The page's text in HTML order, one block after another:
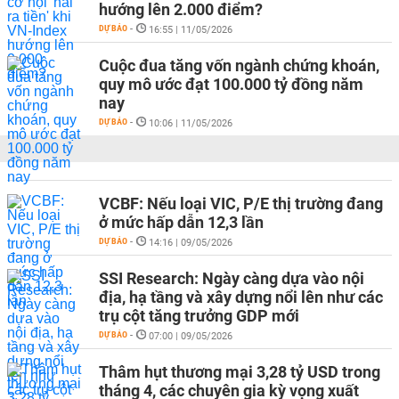
hướng lên 2.000 điểm?
DỰ BÁO - 16:55 | 11/05/2026
Cuộc đua tăng vốn ngành chứng khoán,
quy mô ước đạt 100.000 tỷ đồng năm
nay
DỰ BÁO - 10:06 | 11/05/2026
VCBF: Nếu loại VIC, P/E thị trường đang
ở mức hấp dẫn 12,3 lần
DỰ BÁO - 14:16 | 09/05/2026
SSI Research: Ngày càng dựa vào nội
địa, hạ tầng và xây dựng nổi lên như các
trụ cột tăng trưởng GDP mới
DỰ BÁO - 07:00 | 09/05/2026
Thâm hụt thương mại 3,28 tỷ USD trong
tháng 4, các chuyên gia kỳ vọng xuất